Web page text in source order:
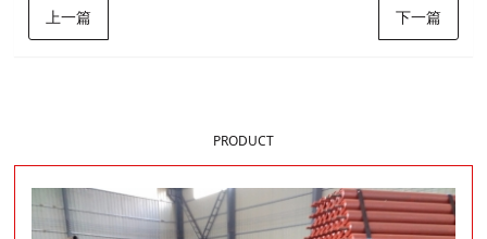
上一篇 下一篇
PRODUCT